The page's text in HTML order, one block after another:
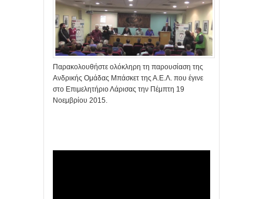
Παρακολουθήστε ολόκληρη τη παρουσίαση της
Ανδρικής Ομάδας Μπάσκετ της Α.Ε.Λ. που έγινε
στο Επιμελητήριο Λάρισας την Πέμπτη 19
Νοεμβρίου 2015.